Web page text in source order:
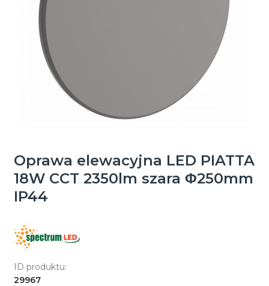
Oprawa elewacyjna LED PIATTA
18W CCT 2350lm szara Φ250mm
IP44
ID produktu:
29967